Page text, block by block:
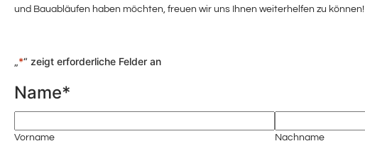
und Bauabläufen haben möchten, freuen wir uns Ihnen weiterhelfen zu können!
„*“ zeigt erforderliche Felder an
Name*
Vorname Nachname